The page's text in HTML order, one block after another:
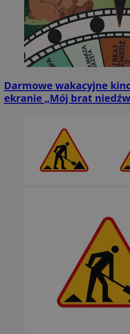
Darmowe wakacyjne
ekranie „Mój brat